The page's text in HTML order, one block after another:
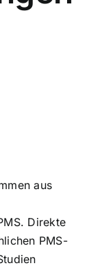
aus
Direkte
PMS-